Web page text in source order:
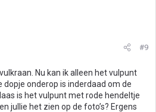
#9
Nu kan ik alleen het vulpunt
onderop is inderdaad om de
is het vulpunt met rode hendeltje
jullie het zien op de foto’s? Ergens